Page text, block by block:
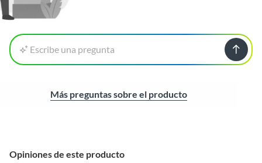
Duración en
repuestos
Escribe una pregunta
Más preguntas sobre el producto
Opiniones de este producto